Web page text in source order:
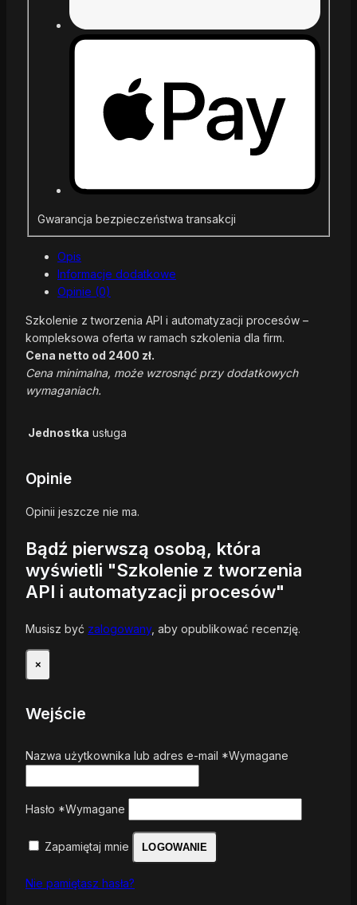
Gwarancja bezpieczeństwa transakcji
Opis
Informacje dodatkowe
Opinie (0)
Szkolenie z tworzenia API i automatyzacji procesów –
kompleksowa oferta w ramach szkolenia dla firm.
Cena netto od 2400 zł.
Cena minimalna, może wzrosnąć przy dodatkowych
wymaganiach.
Jednostka usługa
Opinie
Opinii jeszcze nie ma.
Bądź pierwszą osobą, która
wyświetli "Szkolenie z tworzenia
API i automatyzacji procesów"
Musisz być zalogowany, aby opublikować recenzję.
×
Wejście
Nazwa użytkownika lub adres e-mail *Wymagane
Hasło *Wymagane
Zapamiętaj mnie LOGOWANIE
Nie pamiętasz hasła?